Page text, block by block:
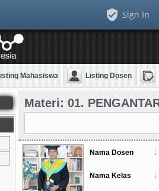
Sign In
Mahasiswa Listing Dosen
Materi: 01.
Nama Dosen :
Nama Kelas :